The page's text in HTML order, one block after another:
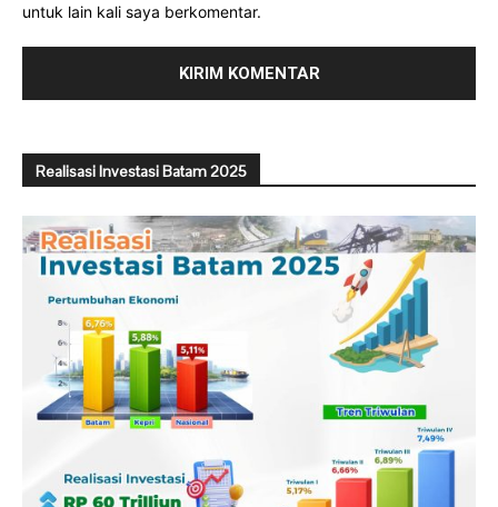
untuk lain kali saya berkomentar.
Realisasi Investasi Batam 2025